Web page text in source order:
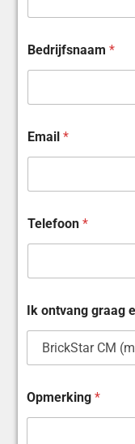
Bedrijfsnaam*
Email*
Telefoon*
E
m
i
d
e
:
Ik ontvang graag
Opmerking*